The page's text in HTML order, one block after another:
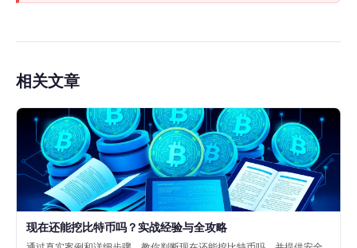
相关文章
现在还能挖比特币吗？实战经验与全攻略